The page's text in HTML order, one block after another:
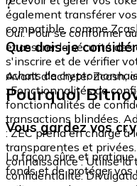
également transférer
compatible, comme
?
Oui. Pour se conformer
et assurer la sécurité
s'inscrire et de vérifier
achats de
Que dois-je
Avant d'acheter Zcash,
: Fonctionnalités de
fonctionnalités de
transactions blindées.
: ZEC prend en charge
transparentes et
connaissance : Utilise la
confidentialité.
Pourquoi
Vous gardez vos
La façon sûre et
fonds et de protéger vos